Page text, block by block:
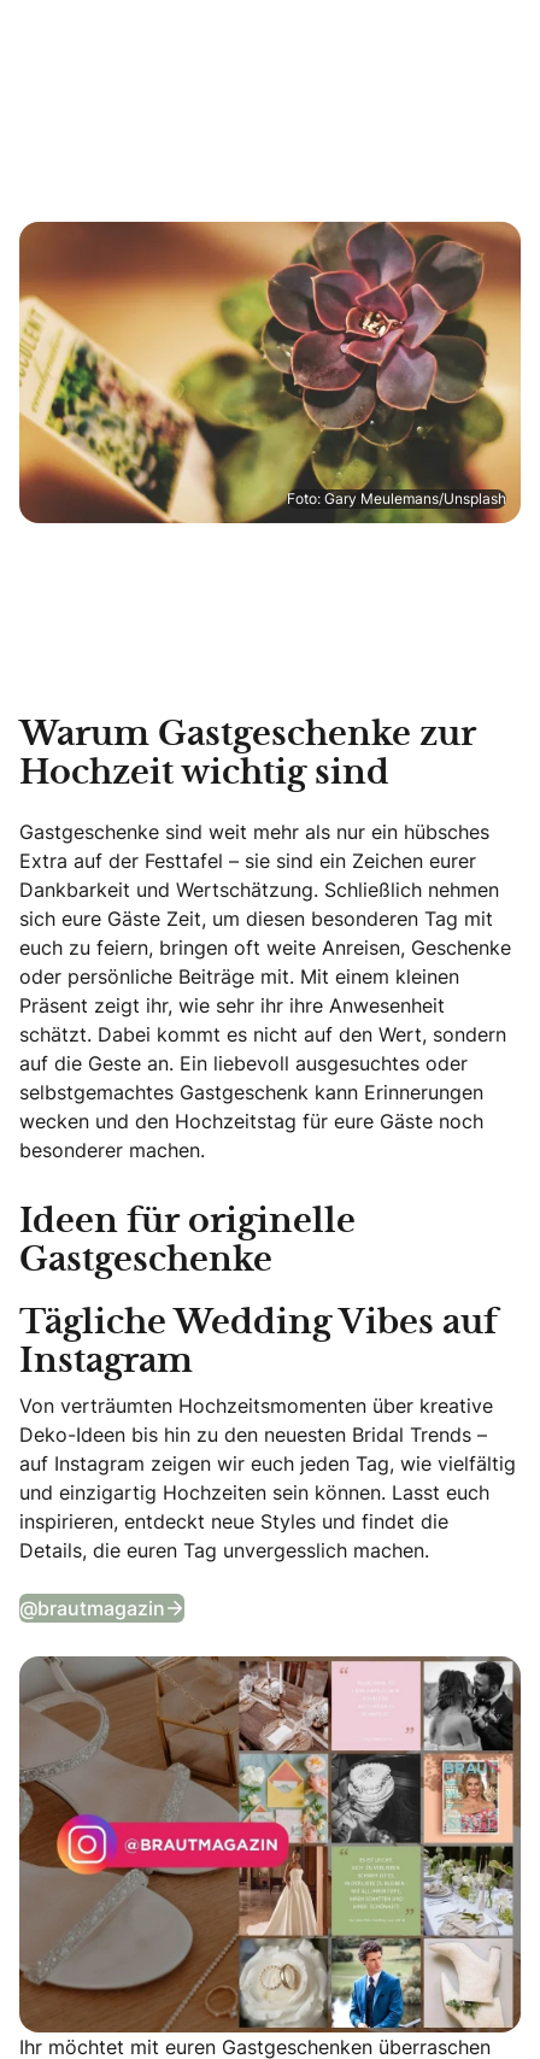
Foto: Gary Meulemans/Unsplash
Warum Gastgeschenke zur
Hochzeit wichtig sind
Gastgeschenke sind weit mehr als nur ein hübsches
Extra auf der Festtafel – sie sind ein Zeichen eurer
Dankbarkeit und Wertschätzung. Schließlich nehmen
sich eure Gäste Zeit, um diesen besonderen Tag mit
euch zu feiern, bringen oft weite Anreisen, Geschenke
oder persönliche Beiträge mit. Mit einem kleinen
Präsent zeigt ihr, wie sehr ihr ihre Anwesenheit
schätzt. Dabei kommt es nicht auf den Wert, sondern
auf die Geste an. Ein liebevoll ausgesuchtes oder
selbstgemachtes Gastgeschenk kann Erinnerungen
wecken und den Hochzeitstag für eure Gäste noch
besonderer machen.
Ideen für originelle
Gastgeschenke
Tägliche Wedding Vibes auf
Instagram
Von verträumten Hochzeitsmomenten über kreative
Deko-Ideen bis hin zu den neuesten Bridal Trends –
auf Instagram zeigen wir euch jeden Tag, wie vielfältig
und einzigartig Hochzeiten sein können. Lasst euch
inspirieren, entdeckt neue Styles und findet die
Details, die euren Tag unvergesslich machen.
@brautmagazin Tägliche Wedding Vibes auf Instagram
Ihr möchtet mit euren Gastgeschenken überraschen